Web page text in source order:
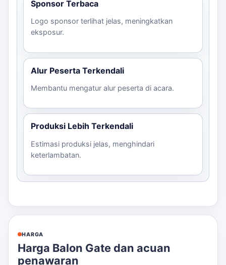
Sponsor Terbaca
Logo sponsor terlihat jelas, meningkatkan
eksposur.
Alur Peserta Terkendali
Membantu mengatur alur peserta di acara.
Produksi Lebih Terkendali
Estimasi produksi jelas, menghindari
keterlambatan.
HARGA
Harga Balon Gate dan acuan
penawaran